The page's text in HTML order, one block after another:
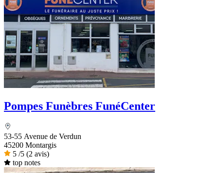
Pompes Funèbres FunéCenter
53-55 Avenue de Verdun
45200 Montargis
5 /5 (2 avis)
top notes